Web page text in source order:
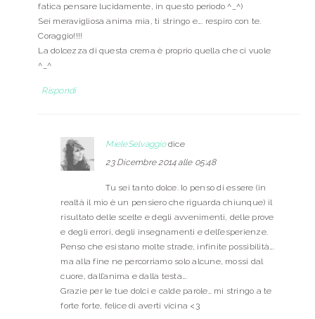
fatica pensare lucidamente, in questo periodo ^_^)
Sei meravigliosa anima mia, ti stringo e…. respiro con te.
Coraggio!!!!
La dolcezza di questa crema è proprio quella che ci vuole
^_^
Rispondi
MieleSelvaggio dice
23 Dicembre 2014 alle 05:48
Tu sei tanto dolce. Io penso di essere (in
realtà il mio è un pensiero che riguarda chiunque) il
risultato delle scelte e degli avvenimenti, delle prove
e degli errori, degli insegnamenti e dell’esperienze.
Penso che esistano molte strade, infinite possibilità….
ma alla fine ne percorriamo solo alcune, mossi dal
cuore, dall’anima e dalla testa….
Grazie per le tue dolci e calde parole… mi stringo a te
forte forte, felice di averti vicina <3